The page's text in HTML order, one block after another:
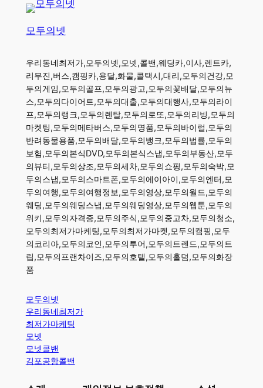
모두의넷
우리동네최저가,모두의넷,모넷,콜밴,웨딩카,이사,렌트카,
리무진,버스,캠핑카,용달,화물,콜택시,대리,모두의건강,모
두의게임,모두의골프,모두의광고,모두의꽃배달,모두의뉴
스,모두의다이어트,모두의대출,모두의대행사,모두의라이
프,모두의랭크,모두의렌탈,모두의로또,모두의리빙,모두의
마켓팅,모두의메타버스,모두의명품,모두의바이럴,모두의
반려동물용품,모두의배달,모두의뱅크,모두의법률,모두의
보험,모두의본식DVD,모두의본식스냅,모두의부동산,모두
의뷰티,모두의상조,모두의세차,모두의쇼핑,모두의숙박,모
두의스냅,모두의스마트폰,모두의에이아이,모두의엔터,모
두의여행,모두의여행정보,모두의영상,모두의월드,모두의
웨딩,모두의웨딩스냅,모두의웨딩영상,모두의웹툰,모두의
위키,모두의자격증,모두의주식,모두의중고차,모두의청소,
모두의최저가마케팅,모두의최저가마켓,모두의캠핑,모두
의코리아,모두의코인,모두의투어,모두의트렌드,모두의트
립,모두의프랜차이즈,모두의호텔,모두의홀덤,모두의화장
품
모두의넷
우리동네최저가
최저가마케팅
모넷
모넷콜밴
김포공항콜밴